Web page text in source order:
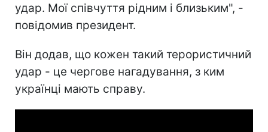
удар. Мої співчуття рідним і близьким", -
повідомив президент.
Він додав, що кожен такий терористичний
удар - це чергове нагадування, з ким
українці мають справу.